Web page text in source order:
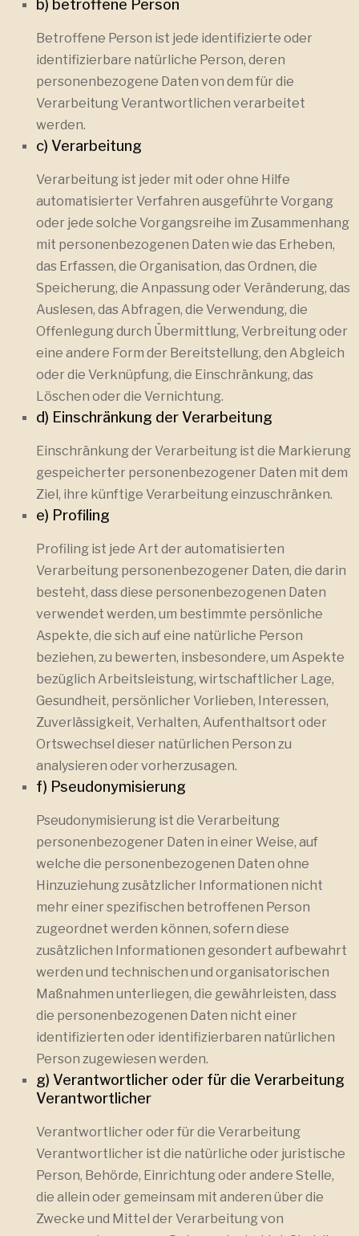
b) betroffene Person
Betroffene Person ist jede identifizierte oder
identifizierbare natürliche Person, deren
personenbezogene Daten von dem für die
Verarbeitung Verantwortlichen verarbeitet
werden.
c) Verarbeitung
Verarbeitung ist jeder mit oder ohne Hilfe
automatisierter Verfahren ausgeführte Vorgang
oder jede solche Vorgangsreihe im Zusammenhang
mit personenbezogenen Daten wie das Erheben,
das Erfassen, die Organisation, das Ordnen, die
Speicherung, die Anpassung oder Veränderung, das
Auslesen, das Abfragen, die Verwendung, die
Offenlegung durch Übermittlung, Verbreitung oder
eine andere Form der Bereitstellung, den Abgleich
oder die Verknüpfung, die Einschränkung, das
Löschen oder die Vernichtung.
d) Einschränkung der Verarbeitung
Einschränkung der Verarbeitung ist die Markierung
gespeicherter personenbezogener Daten mit dem
Ziel, ihre künftige Verarbeitung einzuschränken.
e) Profiling
Profiling ist jede Art der automatisierten
Verarbeitung personenbezogener Daten, die darin
besteht, dass diese personenbezogenen Daten
verwendet werden, um bestimmte persönliche
Aspekte, die sich auf eine natürliche Person
beziehen, zu bewerten, insbesondere, um Aspekte
bezüglich Arbeitsleistung, wirtschaftlicher Lage,
Gesundheit, persönlicher Vorlieben, Interessen,
Zuverlässigkeit, Verhalten, Aufenthaltsort oder
Ortswechsel dieser natürlichen Person zu
analysieren oder vorherzusagen.
f) Pseudonymisierung
Pseudonymisierung ist die Verarbeitung
personenbezogener Daten in einer Weise, auf
welche die personenbezogenen Daten ohne
Hinzuziehung zusätzlicher Informationen nicht
mehr einer spezifischen betroffenen Person
zugeordnet werden können, sofern diese
zusätzlichen Informationen gesondert aufbewahrt
werden und technischen und organisatorischen
Maßnahmen unterliegen, die gewährleisten, dass
die personenbezogenen Daten nicht einer
identifizierten oder identifizierbaren natürlichen
Person zugewiesen werden.
g) Verantwortlicher oder für die Verarbeitung
Verantwortlicher
Verantwortlicher oder für die Verarbeitung
Verantwortlicher ist die natürliche oder juristische
Person, Behörde, Einrichtung oder andere Stelle,
die allein oder gemeinsam mit anderen über die
Zwecke und Mittel der Verarbeitung von